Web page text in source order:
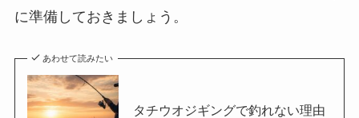
に準備しておきましょう。
あわせて読みたい
タチウオジギングで釣れない理由